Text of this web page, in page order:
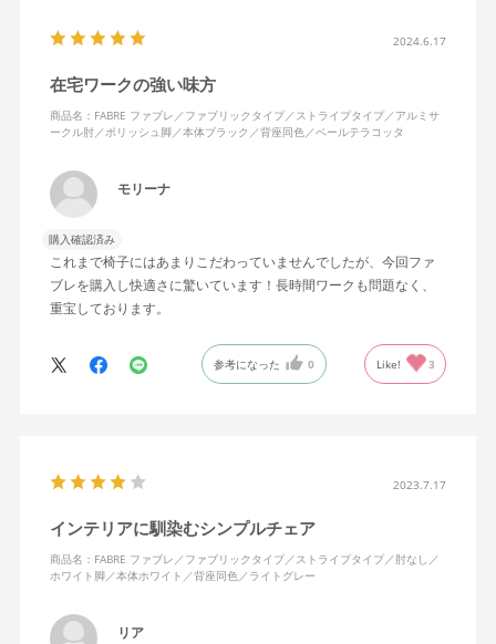
2024.6.17
在宅ワークの強い味方
商品名：FABRE ファブレ／ファブリックタイプ／ストライプタイプ／アルミサ
ークル肘／ポリッシュ脚／本体ブラック／背座同色／ペールテラコッタ
モリーナ
購入確認済み
これまで椅子にはあまりこだわっていませんでしたが、今回ファ
ブレを購入し快適さに驚いています！長時間ワークも問題なく、
重宝しております。
参考になった 0 Like! 3
2023.7.17
インテリアに馴染むシンプルチェア
商品名：FABRE ファブレ／ファブリックタイプ／ストライプタイプ／肘なし／
ホワイト脚／本体ホワイト／背座同色／ライトグレー
リア